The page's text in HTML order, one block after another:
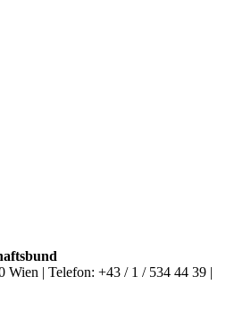
Wien | Telefon: +43 / 1 / 534 44 39 |